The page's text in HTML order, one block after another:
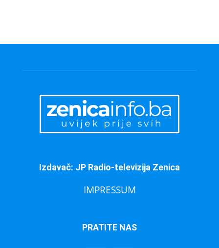
Izdavač: JP Radio-televizija Zenica
IMPRESSUM
PRATITE NAS